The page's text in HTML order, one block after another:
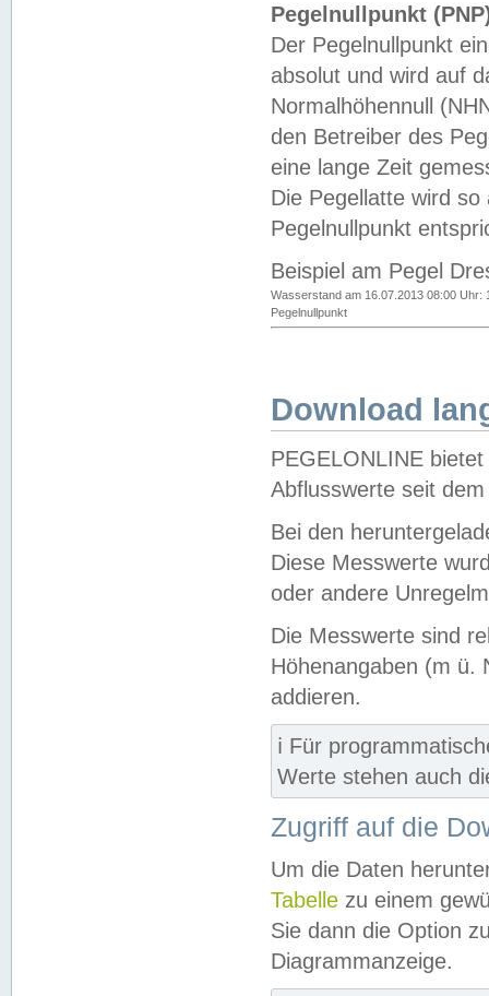
Pegelnullpunkt
Der Pegelnullpunkt
absolut und wird auf
Normalhöhennull
den Betreiber des
eine lange Zeit
Die Pegellatte wird
Pegelnullpunkt
Beispiel am Pegel
Wasserstand am 16.07.2013 08:00 Uhr:
Pegelnullpunkt
Download
PEGELONLINE
Abflusswerte seit
Bei den
Diese Messwerte
oder andere
Die Messwerte sind
Höhenangaben (m ü.
addieren.
ℹ️ Für
Werte stehen auch
Zugriff auf die
Um die Daten
Tabelle zu einem
Sie dann die Option
Diagrammanzeige.